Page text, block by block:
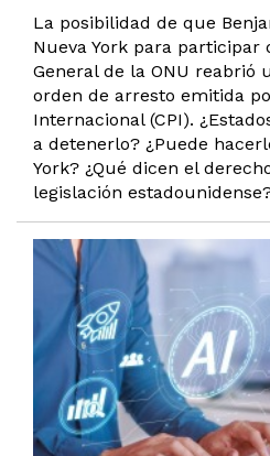
La posibilidad de que
Nueva York para participar
General de la ONU reabrió
orden de arresto emitida
Internacional (CPI).
a detenerlo? ¿Puede
York? ¿Qué dicen el
legislación